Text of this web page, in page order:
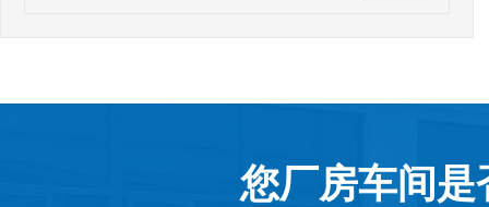
您厂房车间